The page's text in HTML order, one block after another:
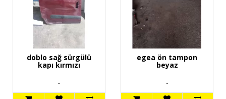
doblo sağ sürgülü
kapı kırmızı
..
egea ön tampon
beyaz
..